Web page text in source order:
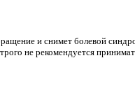
и снимет болевой
не рекомендуется